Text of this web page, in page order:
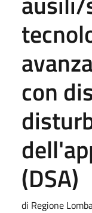
con
(DSA)
di Regione